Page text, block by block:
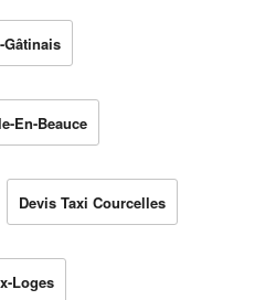
Gâtinais
En-Beauce
Devis Taxi Courcelles
Loges